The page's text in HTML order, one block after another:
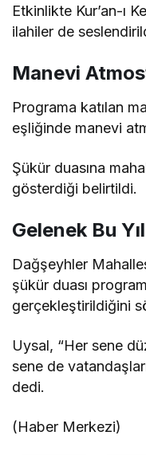
Etkinlikte Kur’an-ı
ilahiler de
Manevi
Programa katılan
eşliğinde manevi
Şükür duasına
gösterdiği belirtildi.
Gelenek Bu
Dağşeyhler
şükür duası
gerçekleştirildiğini
Uysal, “Her sene
sene de
dedi.
(Haber Merkezi)